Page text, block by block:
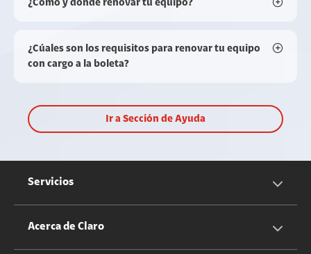
¿Cómo y dónde renovar tu equipo?
¿Cúales son los requisitos para renovar tu equipo
con cargo a la boleta?
Ir a Sección de Ayuda
Servicios
Servicios Móviles
Acerca de Claro